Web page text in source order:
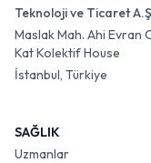
Teknoloji ve Ticaret
Maslak Mah. Ahi Evran
Kat Kolektif House
İstanbul, Türkiye
SAĞLIK
Uzmanlar